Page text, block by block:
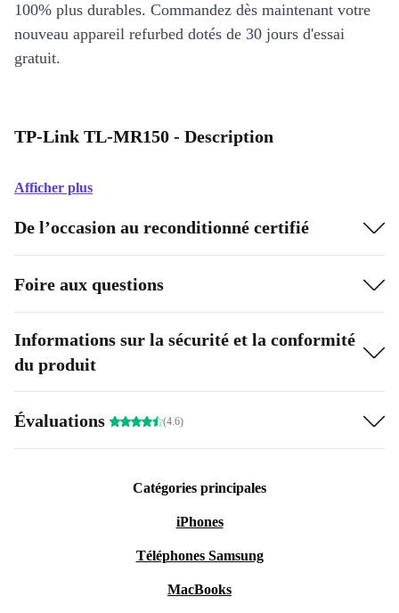
100% plus durables. Commandez dès maintenant votre
nouveau appareil refurbed dotés de 30 jours d'essai
gratuit.
TP-Link TL-MR150 - Description
Afficher plus
De l’occasion au reconditionné certifié
Foire aux questions
Informations sur la sécurité et la conformité
du produit
Évaluations (4.6)
Catégories principales
iPhones
Téléphones Samsung
MacBooks